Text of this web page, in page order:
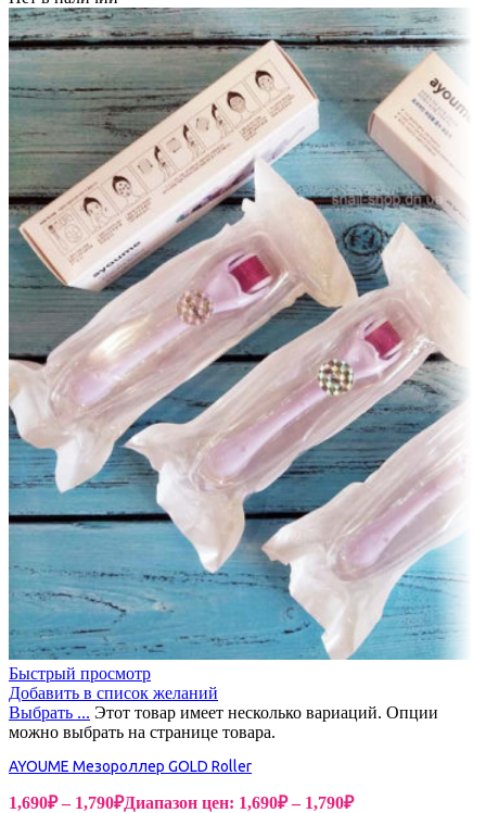
Быстрый просмотр
Добавить в список желаний
Выбрать ... Этот товар имеет несколько вариаций. Опции
можно выбрать на странице товара.
AYOUME Мезороллер GOLD Roller
1,690₽ – 1,790₽Диапазон цен: 1,690₽ – 1,790₽